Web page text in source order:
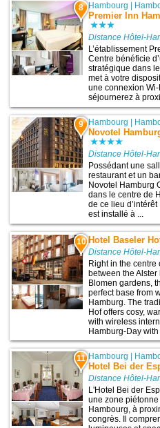
8 Hambourg
Premier Inn
Distance Hôtel-
L’établissement
Centre bénéficie
stratégique dans
met à votre
une connexion
séjournerez à
9 Hambourg
Novotel
Distance Hôtel-
Possédant une
restaurant et un
Novotel Hamburg
dans le centre de
de ce lieu d’intérêt
est installé à ...
10 Hotel Baseler
Distance Hôtel-
Right in the centre
between the
Blomen gardens,
perfect base from
Hamburg. The
Hof offers cosy,
with wireless
Hamburg-Day with
11 Hambourg |
Hotel Bei der
Distance Hôtel-
L'Hotel Bei der
une zone
Hambourg, à
congrès. Il